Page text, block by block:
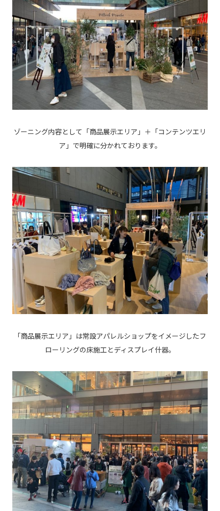
ゾーニング内容として「商品展示エリア」＋「コンテンツエリ
ア」で明確に分かれております。
「商品展示エリア」は常設アパレルショップをイメージしたフ
ローリングの床施工とディスプレイ什器。